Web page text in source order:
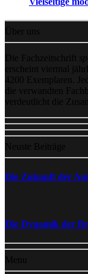
Über uns
Die Fachzeitschrift
erscheint viermal
4200 Exemplaren.
die verwandten
verdeutlicht die
Neuste Beiträge
Die Zukunft der
Die Dynamik der
Menu